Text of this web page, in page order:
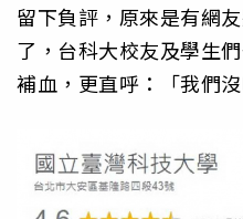
留下負評，原來是有網
了，台科大校友及學生
補血，更直呼：「我們沒